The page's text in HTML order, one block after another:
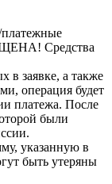
платежные
Средства
в заявке, а также
операция будет
платежа. После
были
указанную в
быть утеряны